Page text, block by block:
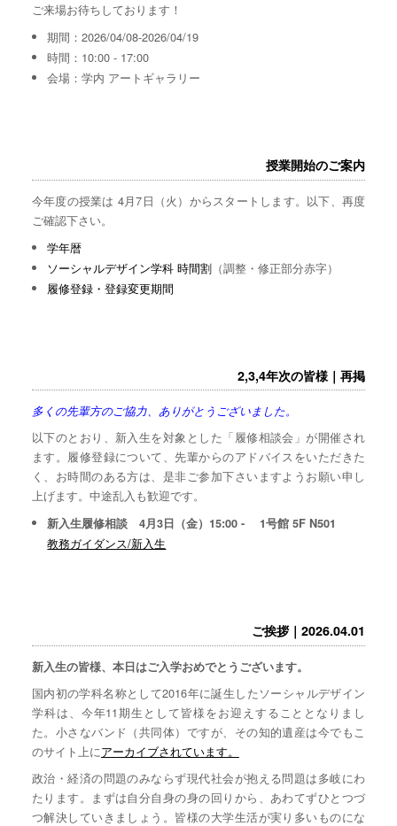
ご来場お待ちしております！
期間：2026/04/08-2026/04/19
時間：10:00 - 17:00
会場：学内 アートギャラリー
授業開始のご案内
今年度の授業は 4月7日（火）からスタートします。以下、再度
ご確認下さい。
学年暦
ソーシャルデザイン学科 時間割 （調整・修正部分赤字）
履修登録・登録変更期間
2,3,4年次の皆様｜再掲
多くの先輩方のご協力、ありがとうございました。
以下のとおり、新入生を対象とした「履修相談会」が開催され
ます。履修登録について、先輩からのアドバイスをいただきた
く、お時間のある方は、是非ご参加下さいますようお願い申し
上げます。中途乱入も歓迎です。
新入生履修相談 4月3日（金）15:00 - 1号館 5F N501
教務ガイダンス/新入生
ご挨拶｜2026.04.01
新入生の皆様、本日はご入学おめでとうございます。
国内初の学科名称として2016年に誕生したソーシャルデザイン
学科は、今年11期生として皆様をお迎えすることとなりまし
た。小さなバンド（共同体）ですが、その知的遺産は今でもこ
のサイト上にアーカイブされています。
政治・経済の問題のみならず現代社会が抱える問題は多岐にわ
たります。まずは自分自身の身の回りから、あわてずひとつづ
つ解決していきましょう。皆様の大学生活が実り多いものにな